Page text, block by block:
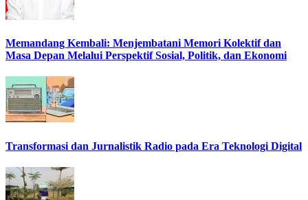
Memandang Kembali: Menjembatani Memori Kolektif dan
Masa Depan Melalui Perspektif Sosial, Politik, dan Ekonomi
Transformasi dan Jurnalistik Radio pada Era Teknologi Digital